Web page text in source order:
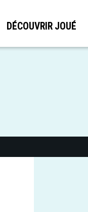
DÉCOUVRIR JOUÉ